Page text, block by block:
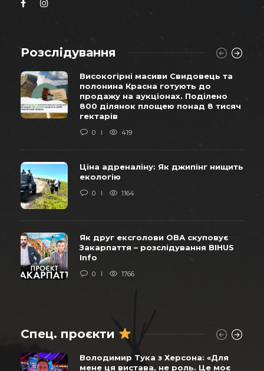
Розслідування
Високогірні масиви Свидовець та
полонина Красна готують до
продажу на аукціонах. Поділено
800 ділянок площею понад 8 тисяч
гектарів
0 419
Ціна адреналіну: Як джипінг нищить
екологію
0 1164
Як друг ексголови ОВА скуповує
Закарпаття – розслідування BIHUS
Info
0 1766
Спец. проєкти
Володимир Тука з Херсона: «Для
мене ця вистава, не роль. Це моє